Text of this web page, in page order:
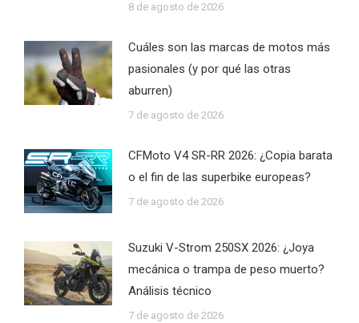
8 de agosto de 2026
Cuáles son las marcas de motos más
pasionales (y por qué las otras
aburren)
7 de agosto de 2026
CFMoto V4 SR-RR 2026: ¿Copia barata
o el fin de las superbike europeas?
7 de agosto de 2026
Suzuki V-Strom 250SX 2026: ¿Joya
mecánica o trampa de peso muerto?
Análisis técnico
7 de agosto de 2026